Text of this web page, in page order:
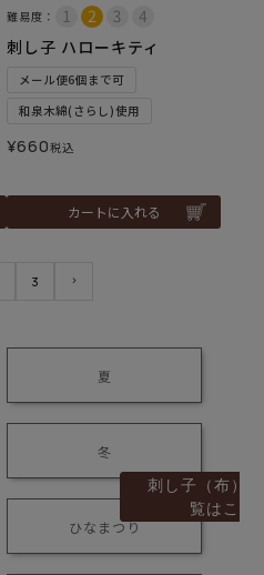
難易度：
刺し子 ハローキティ
メール便6個まで可
和泉木綿(さらし)使用
¥660税込
カートに入れる
3
夏
冬
ひなまつり
刺し子（布）
覧はこち